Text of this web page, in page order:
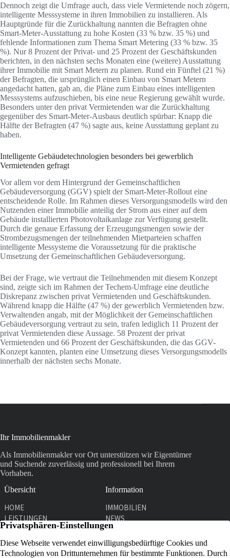
Dennoch zeigt die Umfrage auch, dass viele Vermietende noch zögern,
intelligente Messsysteme in ihren Immobilien zu installieren. Als
Hauptgründe für die Zurückhaltung nannten die Befragten ohne
Smart-Meter-Ausstattung zu hohe Kosten (33 % bzw. 35 %) und
fehlende Informationen zum Thema Smart Metering (33 % bzw. 35
%). Nur 8 Prozent der Privat- und 25 Prozent der Geschäftskunden
berichten, in den nächsten sechs Monaten eine (weitere) Ausstattung
ihrer Immobilie mit Smart Metern zu planen. Rund ein Fünftel (21 %)
der Befragten, die ursprünglich einen Einbau von Smart Metern
angedacht hatten, gab an, die Pläne zum Einbau eines intelligenten
Messsystems aufzuschieben, bis eine neue Regierung gewählt wurde.
Besonders unter den privat Vermietenden war die Zurückhaltung
gegenüber des Smart-Meter-Ausbaus deutlich spürbar: Knapp die
Hälfte der Befragten (47 %) sagte aus, keine Ausstattung geplant zu
haben.
Intelligente Gebäudetechnologien besonders bei gewerblich
Vermietenden gefragt
Vor allem vor dem Hintergrund der Gemeinschaftlichen
Gebäudeversorgung (GGV) spielt der Smart-Meter-Rollout eine
entscheidende Rolle. Im Rahmen dieses Versorgungsmodells wird den
Nutzenden einer Immobilie anteilig der Strom aus einer auf dem
Gebäude installierten Photovoltaikanlage zur Verfügung gestellt.
Durch die genaue Erfassung der Erzeugungsmengen sowie der
Strombezugsmengen der teilnehmenden Mietparteien schaffen
intelligente Messysteme die Voraussetzung für die praktische
Umsetzung der Gemeinschaftlichen Gebäudeversorgung.
Bei der Frage, wie vertraut die Teilnehmenden mit diesem Konzept
sind, zeigte sich im Rahmen der Techem-Umfrage eine deutliche
Diskrepanz zwischen privat Vermietenden und Geschäftskunden.
Während knapp die Hälfte (47 %) der gewerblich Vermietenden bzw.
Verwaltenden angab, mit der Möglichkeit der Gemeinschaftlichen
Gebäudeversorgung vertraut zu sein, trafen lediglich 11 Prozent der
privat Vermietenden diese Aussage. 58 Prozent der privat
Vermietenden und 66 Prozent der Geschäftskunden, die das GGV-
Konzept kannten, planten eine Umsetzung dieses Versorgungsmodells
innerhalb der nächsten sechs Monate.
Ihr Immobilienmakler
Als Immobilienmakler vor Ort unterstützen wir Eigentümer
und Suchende zuverlässig und professionell bei Ihrem
Vorhaben.
Übersicht
HOME
LEISTUNGEN
UNTERNEHMEN
Information
IMMOBILIEN
NEWS
KONTAKT
Kontakt